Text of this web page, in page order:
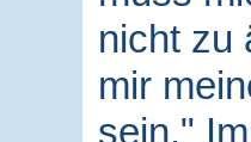
nicht zu
mir
sein."